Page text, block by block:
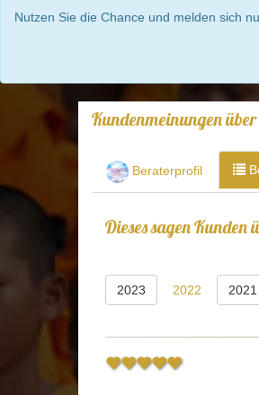
Nutzen Sie die Chance und melden sich
Kundenmeinungen
Beraterprofil
Dieses sagen Kunden
2023 2022 2021